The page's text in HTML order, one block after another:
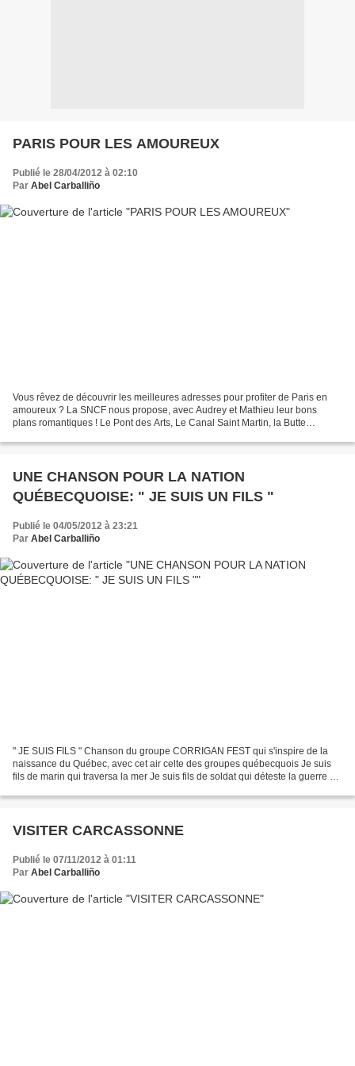
PARIS POUR LES AMOUREUX
Publié le 28/04/2012 à 02:10
Par Abel Carballiño
Vous rêvez de découvrir les meilleures adresses pour profiter de Paris en
amoureux ? La SNCF nous propose, avec Audrey et Mathieu leur bons
plans romantiques ! Le Pont des Arts, Le Canal Saint Martin, la Butte
UNE CHANSON POUR LA NATION
QUÉBECQUOISE: " JE SUIS UN FILS "
Publié le 04/05/2012 à 23:21
Par Abel Carballiño
" JE SUIS FILS " Chanson du groupe CORRIGAN FEST qui s'inspire de la
naissance du Québec, avec cet air celte des groupes québecquois Je suis
fils de marin qui traversa la mer Je suis fils de soldat qui déteste la guerre Je
VISITER CARCASSONNE
Publié le 07/11/2012 à 01:11
Par Abel Carballiño